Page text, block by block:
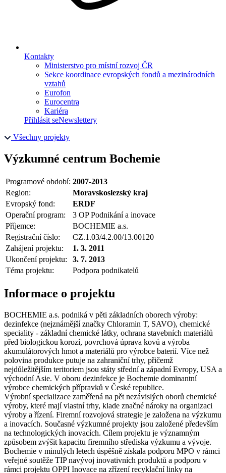
Kontakty
Ministerstvo pro místní rozvoj ČR
Sekce koordinace evropských fondů a mezinárodních
vztahů
Eurofon
Eurocentra
Kariéra
Přihlásit seNewslettery
Všechny projekty
Výzkumné centrum Bochemie
Programové období: 2007-2013
Region:
Moravskoslezský kraj
Evropský fond:
ERDF
Operační program:
3 OP Podnikání a inovace
Příjemce:
BOCHEMIE a.s.
Registrační číslo:
CZ.1.03/4.2.00/13.00120
Zahájení projektu:
1. 3. 2011
Ukončení projektu:
3. 7. 2013
Téma projektu:
Podpora podnikatelů
Informace o projektu
BOCHEMIE a.s. podniká v pěti základních oborech výroby:
dezinfekce (nejznámější značky Chloramin T, SAVO), chemické
speciality - základní chemické látky, ochrana stavebních materiálů
před biologickou korozí, povrchová úprava kovů a výroba
akumulátorových hmot a materiálů pro výrobce baterií. Více než
polovina produkce putuje na zahraniční trhy, přičemž
nejdůležitějším teritoriem jsou státy střední a západní Evropy, USA a
východní Asie. V oboru dezinfekce je Bochemie dominantní
výrobce chemických přípravků v České republice.
Výrobní specializace zaměřená na pět nezávislých oborů chemické
výroby, které mají vlastní trhy, klade značné nároky na organizaci
výroby a řízení. Firemní rozvojová strategie je založena na výzkumu
a inovacích. Současné výzkumné projekty jsou založené především
na technologických inovacích. Cílem projektu je významným
způsobem zvýšit kapacitu firemního střediska výzkumu a vývoje.
Bochemie v minulých letech úspěšně získala podporu MPO v rámci
veřejné soutěže TIP navývoj inovativních produktů a podporu v
rámci projektu OPPI Inovace na zřízení recyklační linky na